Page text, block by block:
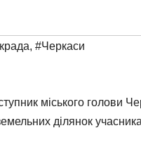
, #Черкаси
міського голови
ділянок